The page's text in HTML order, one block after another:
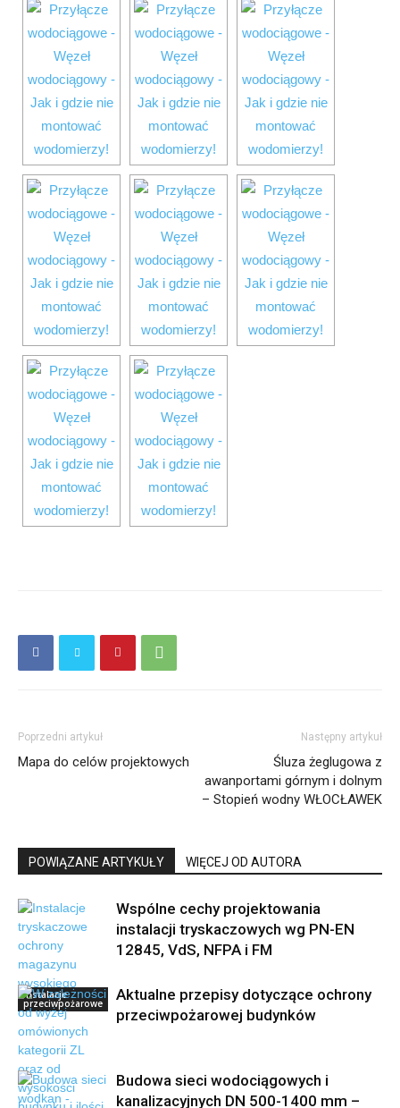
Poprzedni artykuł
Mapa do celów projektowych
Następny artykuł
Śluza żeglugowa z
awanportami górnym i dolnym
– Stopień wodny WŁOCŁAWEK
POWIĄZANE ARTYKUŁY WIĘCEJ OD AUTORA
Instalacje
przeciwpożarowe
Wspólne cechy projektowania
instalacji tryskaczowych wg PN-EN
12845, VdS, NFPA i FM
Aktualne przepisy dotyczące ochrony
przeciwpożarowej budynków
Budowa sieci wodociągowych i
kanalizacyjnych DN 500-1400 mm –